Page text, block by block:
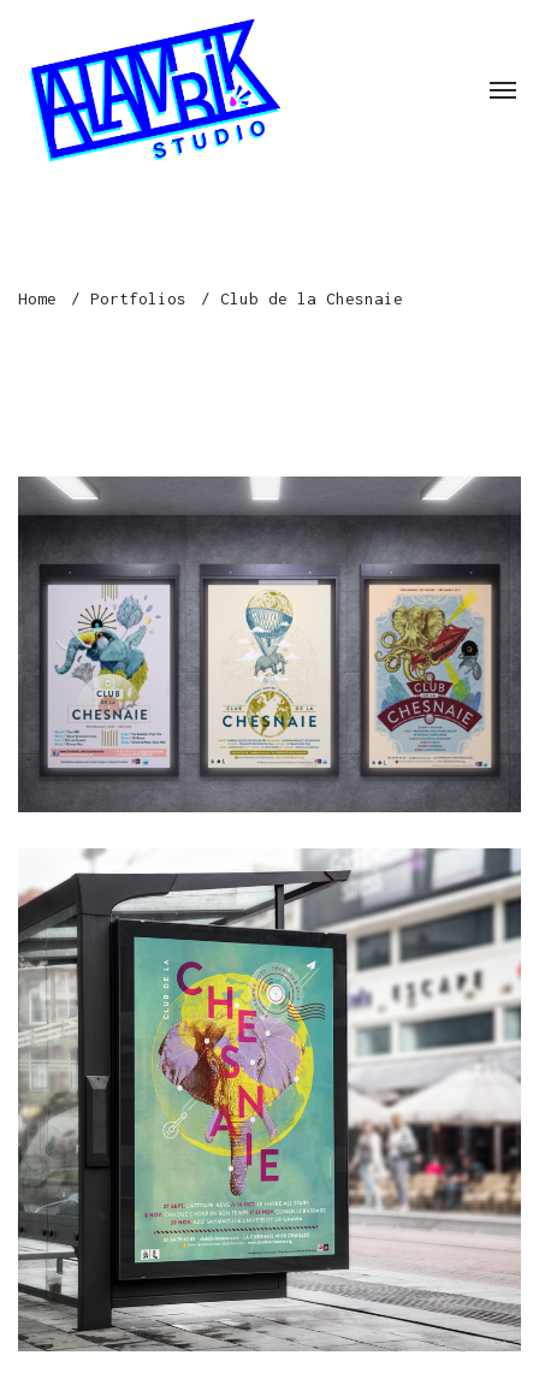
Home Portfolios Club de la Chesnaie